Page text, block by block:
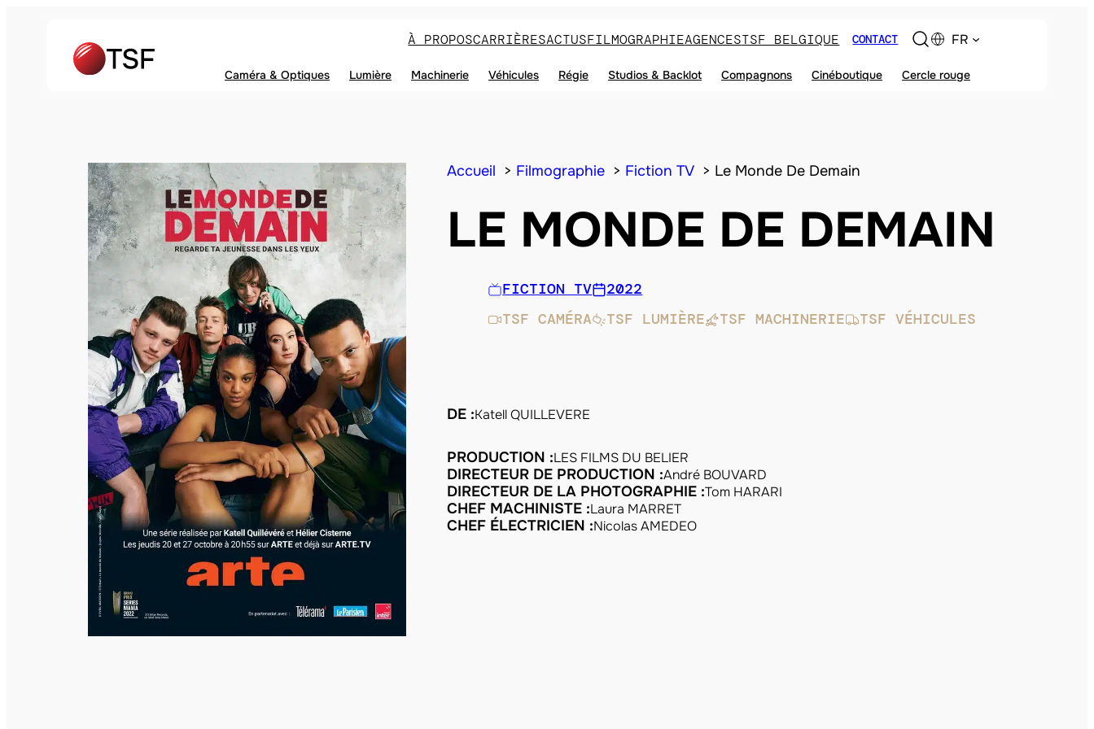
À PROPOSCARRIÈRESACTUSFILMOGRAPHIEAGENCESTSF BELGIQUE CONTACT FR
Caméra & Optiques Lumière Machinerie Véhicules Régie Studios & Backlot Compagnons Cinéboutique Cercle rouge
Accueil Filmographie Fiction TV Le Monde De Demain
LE MONDE DE DEMAIN
FICTION TV
2022
TSF CAMÉRA
TSF LUMIÈRE TSF MACHINERIE TSF VÉHICULES
DE :Katell QUILLEVERE
PRODUCTION :LES FILMS DU BELIER
DIRECTEUR DE PRODUCTION :André BOUVARD
DIRECTEUR DE LA PHOTOGRAPHIE :Tom HARARI
CHEF MACHINISTE :Laura MARRET
CHEF ÉLECTRICIEN :Nicolas AMEDEO